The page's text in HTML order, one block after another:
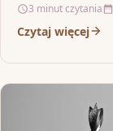
3 minut czytania
Czytaj więcej